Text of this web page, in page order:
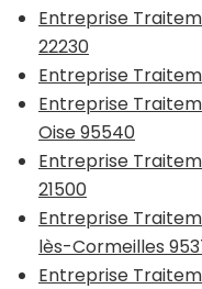
Entreprise
22230
Entreprise
Entreprise
Oise 95540
Entreprise
21500
Entreprise
lès-Cormeilles
Entreprise